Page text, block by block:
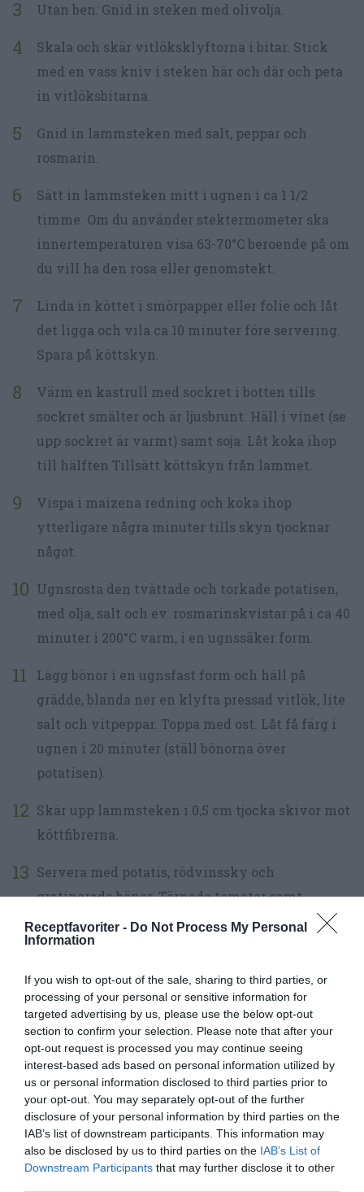
Receptfavoriter - Do Not Process My Personal
Information
If you wish to opt-out of the sale, sharing to third parties, or
processing of your personal or sensitive information for
targeted advertising by us, please use the below opt-out
section to confirm your selection. Please note that after your
opt-out request is processed you may continue seeing
interest-based ads based on personal information utilized by
us or personal information disclosed to third parties prior to
your opt-out. You may separately opt-out of the further
disclosure of your personal information by third parties on the
IAB’s list of downstream participants. This information may
also be disclosed by us to third parties on the IAB’s List of
Downstream Participants that may further disclose it to other
Utan ben: Gnid in steken med olivolja.
Skala och skär vitlöksklyftorna i bitar. Stick
med en vass kniv i steken här och där och peta
in vitlöksbitarna.
Gnid in lammsteken med salt, peppar och
rosmarin.
Sätt in lammsteken mitt i ugnen i ca 1 1/2
timme. Om du använder stektermometer ska
innertemperaturen visa 63-70°C beroende på om
du vill ha den rosa eller genomstekt.
Linda in köttet i smörpapper eller folie och låt
det ligga och vila ca 10 minuter före servering.
Spara på köttskyn.
Värm en kastrull med sockret i botten tills
sockret smälter och är ljusbrunt. Häll i vinet (se
upp sockret är varmt) samt soja. Låt koka ihop
till hälften Tillsätt köttskyn från lammet.
Vispa i maizena redning och koka ihop
ytterligare några minuter tills skyn tjocknar
något.
Ugnsrosta den tvättade och torkade potatisen,
med olja, salt och ev. rosmarinskvistar på i ca 40
minuter i 200°C varm, i en ugnssäker form.
Lägg bönor i en ugnsfast form och häll på
grädde, blanda ner en klyfta pressad vitlök, lite
salt och vitpeppar. Toppa med ost. Låt få färg i
ugnen i 20 minuter (ställ bönorna över
potatisen).
Skär upp lammsteken i 0,5 cm tjocka skivor mot
köttfibrerna.
Servera med potatis, rödvinssky och
gratinerade bönor. Tärnade tomater samt
babyspenat är också gott till till lammstek.